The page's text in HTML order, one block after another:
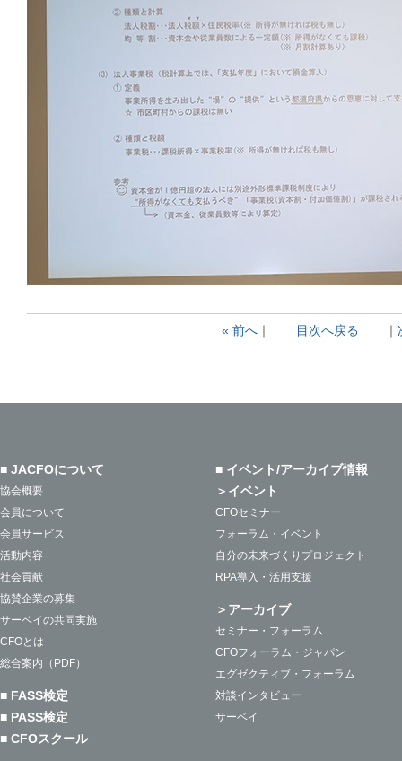
« 前へ ｜ ｜
目次へ戻る
■ JACFOについて
協会概要
会員について
会員サービス
活動内容
社会貢献
協賛企業の募集
サーベイの共同実施
CFOとは
総合案内（PDF）
■ FASS検定
■ PASS検定
■ CFOスクール
■ イベント/アーカイブ情報
＞イベント
CFOセミナー
フォーラム・イベント
自分の未来づくりプロジェクト
RPA導入・活用支援
＞アーカイブ
セミナー・フォーラム
CFOフォーラム・ジャパン
エグゼクティブ・フォーラム
対談インタビュー
サーベイ